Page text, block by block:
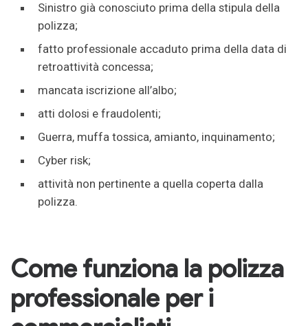
Sinistro già conosciuto prima della stipula della
polizza;
fatto professionale accaduto prima della data di
retroattività concessa;
mancata iscrizione all’albo;
atti dolosi e fraudolenti;
Guerra, muffa tossica, amianto, inquinamento;
Cyber risk;
attività non pertinente a quella coperta dalla
polizza.
Come funziona la polizza
professionale per i